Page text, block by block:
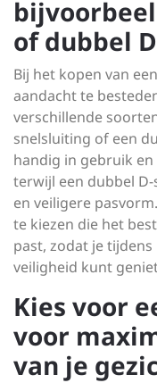
of dubbel
Bij het kopen van
aandacht te
verschillende
snelsluiting of een
handig in gebruik
terwijl een dubbel
en veiligere
te kiezen die het
past, zodat je
veiligheid kunt
Kies voor
voor
van je